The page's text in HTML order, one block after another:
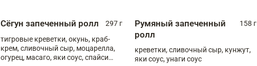
Сёгун запеченный ролл
297 г
тигровые креветки, окунь, краб-
крем, сливочный сыр, моцарелла,
огурец, масаго, яки соус, спайси
Румяный запеченный
ролл
158 г
креветки, сливочный сыр, кунжут,
яки соус, унаги соус